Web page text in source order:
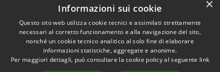
Dichiarazione di accessibilità
Accessibilità
Copyright © 2026 • Comune di
Loano • Powered by
×
Informazioni sui cookie
Questo sito web utilizza cookie tecnici e assimilati strettamente
necessari al corretto funzionamento e alla navigazione del sito,
nonché un cookie tecnico analitico al solo fine di elaborare
informazioni statistiche, aggregate e anonime.
Per maggiori dettagli, può consultare la cookie policy al seguente link